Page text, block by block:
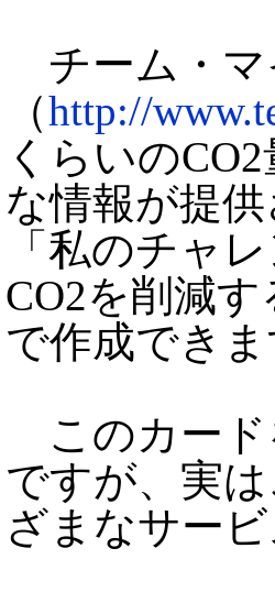
チーム・マ
（http://
くらいの
な情報が提
「私のチャ
CO2を削減
で作成でき
このカード
ですが、実
ざまなサー